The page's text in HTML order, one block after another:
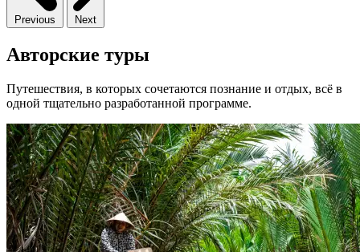
Previous Next
Авторские туры
Путешествия, в которых сочетаются познание и отдых, всё в
одной тщательно разработанной программе.